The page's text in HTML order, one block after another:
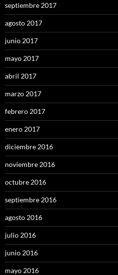
septiembre 2017
agosto 2017
junio 2017
mayo 2017
abril 2017
marzo 2017
febrero 2017
enero 2017
diciembre 2016
noviembre 2016
octubre 2016
septiembre 2016
agosto 2016
julio 2016
junio 2016
mayo 2016